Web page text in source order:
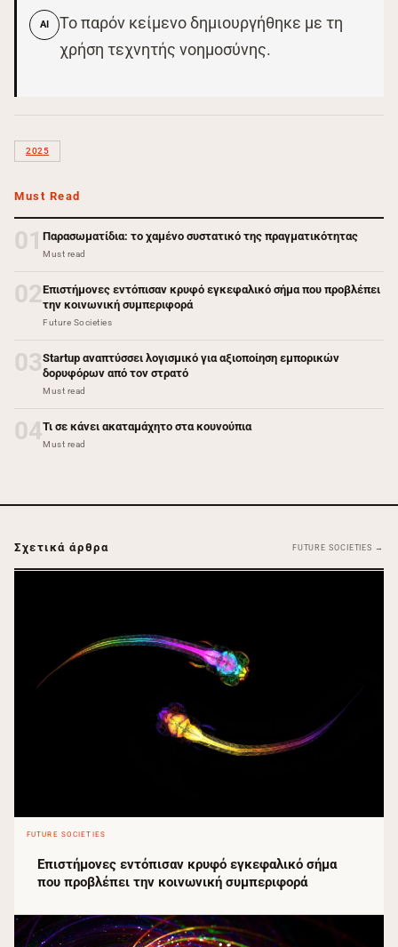
AI
Το παρόν κείμενο δημιουργήθηκε με τη
χρήση τεχνητής νοημοσύνης.
2025
Must Read
01 Παρασωματίδια: το χαμένο συστατικό της πραγματικότητας
Must read
02Επιστήμονες εντόπισαν κρυφό εγκεφαλικό σήμα που προβλέπει
την κοινωνική συμπεριφορά
Future Societies
03Startup αναπτύσσει λογισμικό για αξιοποίηση εμπορικών
δορυφόρων από τον στρατό
Must read
04Τι σε κάνει ακαταμάχητο στα κουνούπια
Must read
Σχετικά άρθρα FUTURE SOCIETIES →
FUTURE SOCIETIES
Επιστήμονες εντόπισαν κρυφό εγκεφαλικό σήμα
που προβλέπει την κοινωνική συμπεριφορά